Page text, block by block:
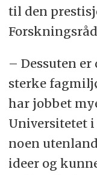
til den
– Dessuten er
sterke
har jobbet
Universitetet i
noen
ideer og